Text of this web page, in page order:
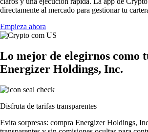
directamente al mercado para gestionar tu
Empieza ahora
Lo mejor de elegirnos como
Energizer Holdings, Inc.
Disfruta de tarifas transparentes
Evita sorpresas: compra Energizer Holdings,